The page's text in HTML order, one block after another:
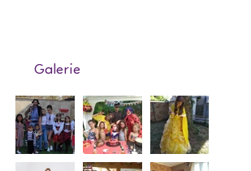
Galerie